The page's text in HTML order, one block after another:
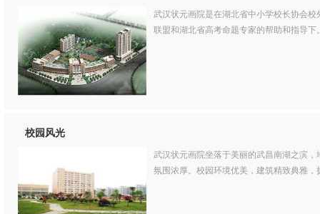
武汉状元画院是在湖北省中小学校长协会
联盟和湖北省高考命题专家的帮助和指导下
校园风光
武汉状元画院坐落于美丽的武昌南湖之滨
氛围浓厚。校园环境优美，建筑精致典雅